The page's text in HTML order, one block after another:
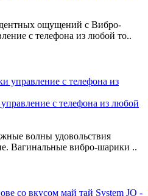
ощущений с Вибро-
с телефона из любой то..
с телефона из любой
волны удовольствия
Вагинальные вибро-шарики ..